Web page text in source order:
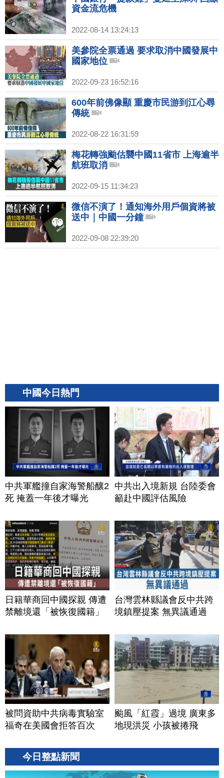
資金流危機
2022-08-14 13:24:13
美參院全票通過 要求取消中國發展中
國家地位
2022-09-23 16:52:16
600年前佛像顯 重慶市民游到江心尋
傳統
2022-08-22 16:31:59
梅花轉強颱估襲中國11省市 上海逾半
航班取消
2022-09-15 11:34:23
微信不演了！通知海外用戶個資將被
送中｜中國一分鐘
2022-09-08 22:39:20
中國今日熱門
中共軍艦撞自家海警船釀2
死 掩蓋一年後才曝光
中共出入境新規 台陸委會
籲赴中國評估風險
日籍華商回中國探親 傳遭
禁離境還「被恢復國籍」
台灣雲林縣議會反中共跨
境鎮壓提案 無異議通過
被問資助中共病毒實驗室
福奇在美國會拒答百次
颱風「紅霞」過境 廣東多
地現洪災 小孩被捲飛
今日整點新聞